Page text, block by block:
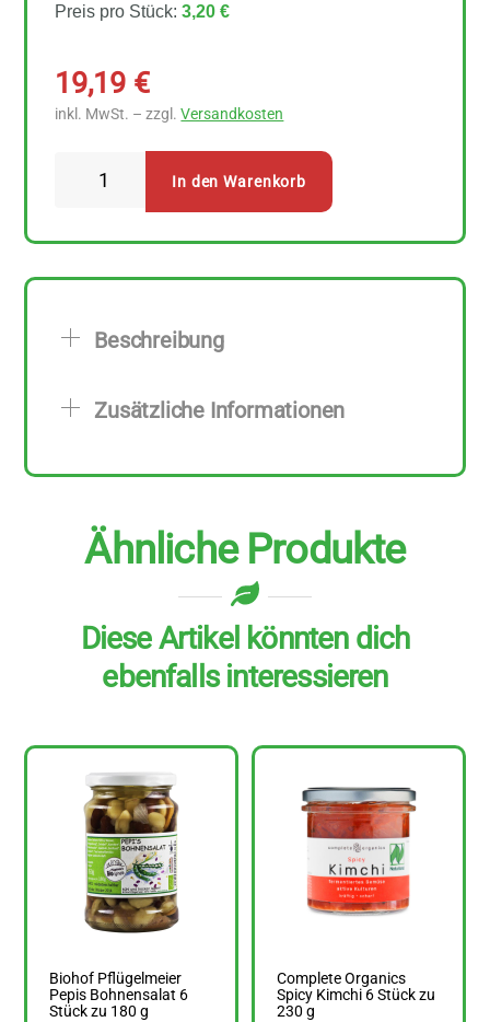
Preis pro Stück:3,20 €
19,19 €
inkl. MwSt. – zzgl.Versandkosten
Stück
In den Warenkorb
Beschreibung
Zusätzliche Informationen
Ähnliche Produkte
Diese Artikel könnten dich
ebenfalls interessieren
Biohof Pflügelmeier
Pepis Bohnensalat 6
Stück zu 180 g
Complete Organics
Spicy Kimchi 6 Stück zu
230 g